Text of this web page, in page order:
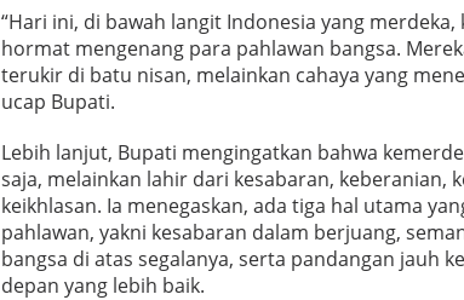
l
a
w
a
n
“Hari ini, di bawah langit Indonesia yang
hormat mengenang para pahlawan bangsa.
terukir di batu nisan, melainkan cahaya yang
ucap Bupati.
Lebih lanjut, Bupati mengingatkan bahwa
saja, melainkan lahir dari kesabaran, keberanian,
keikhlasan. Ia menegaskan, ada tiga hal utama
pahlawan, yakni kesabaran dalam berjuang,
bangsa di atas segalanya, serta pandangan jauh
depan yang lebih baik.